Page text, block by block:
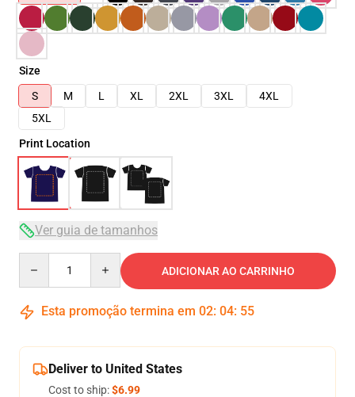
Size
S
M L XL 2XL 3XL
4XL
5XL
Print Location
Ver guia de tamanhos
ADICIONAR AO CARRINHO
Esta promoção termina em 02: 04: 54
Deliver to United States
Cost to ship:$6.99